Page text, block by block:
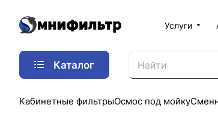
Услуги
Каталог
Кабинетные фильтрыОсмос под мойку